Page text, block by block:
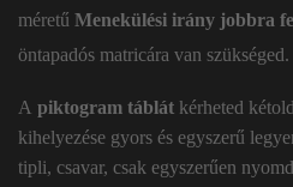
méretű Menekülési irány jobbra
öntapadós matricára van szükséged.
A piktogram táblát kérheted
kihelyezése gyors és egyszerű
tipli, csavar, csak egyszerűen